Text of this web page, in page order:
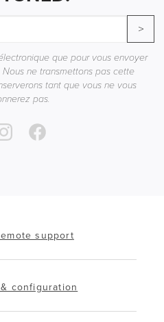
>
que pour vous envoyer
ne transmettons pas cette
tant que vous ne vous
pas.
support
configuration